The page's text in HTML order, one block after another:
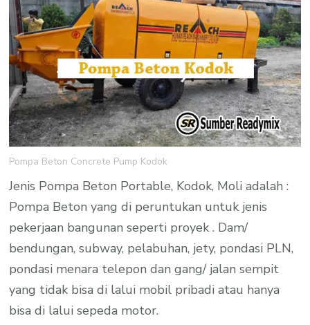
Pompa Beton Concrete Pump Kodok
Jenis Pompa Beton Portable, Kodok, Moli adalah :
Pompa Beton yang di peruntukan untuk jenis
pekerjaan bangunan seperti proyek . Dam/
bendungan, subway, pelabuhan, jety, pondasi PLN,
pondasi menara telepon dan gang/ jalan sempit
yang tidak bisa di lalui mobil pribadi atau hanya
bisa di lalui sepeda motor.